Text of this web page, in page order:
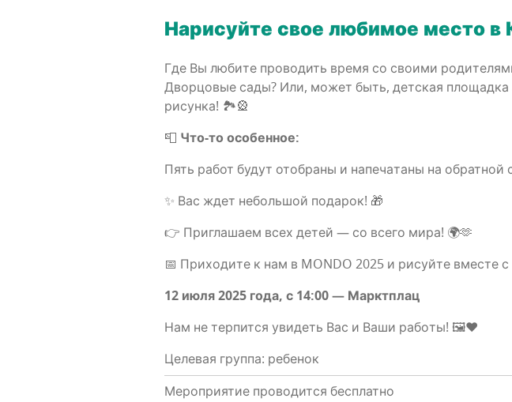
Нари­суй­те свое люби­мое место в
Где Вы люби­те про­во­дить вре­мя со сво­и­ми
Двор­цо­вые сады? Или, может быть, дет­ская
рисун­ка! 🏞️🎡
📮 Что-то осо­бен­ное:
Пять работ будут ото­бра­ны и напе­ча­та­ны на
✨ Вас ждет неболь­шой подарок! 🎁
👉 При­гла­ша­ем всех детей — со все­го мира! 🌍🫶
📅 При­хо­ди­те к нам в MONDO 2025 и рисуй­те вме­сте
12 июля 2025 года, с 14:00 — Марктплац
Нам не тер­пит­ся уви­деть Вас и Ваши рабо­ты! 🖼️❤️
Целевая группа: ребенок
Мероприятие проводится бесплатно